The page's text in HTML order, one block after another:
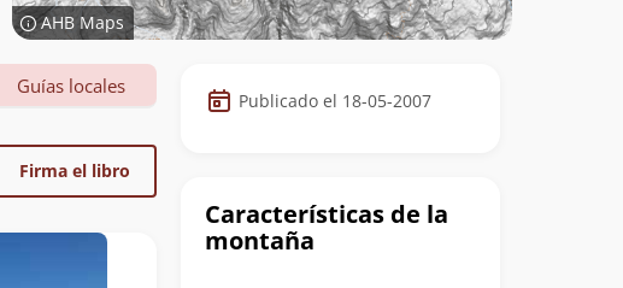
AHB Maps
Datos
de
cumbre
Publicado el 18-05-2007
Características de la
montaña
Guías locales
Firma el libro